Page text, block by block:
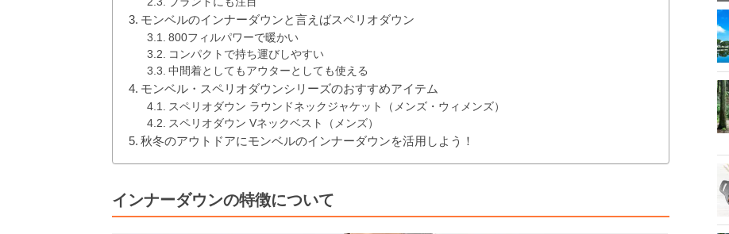
モンベルのインナーダウンと言えばスペリオダウン
800フィルパワーで暖かい
コンパクトで持ち運びしやすい
中間着としてもアウターとしても使える
モンベル・スペリオダウンシリーズのおすすめアイテム
スペリオダウン ラウンドネックジャケット（メンズ・ウィメンズ）
スペリオダウン Vネックベスト（メンズ）
秋冬のアウトドアにモンベルのインナーダウンを活用しよう！
インナーダウンの特徴について